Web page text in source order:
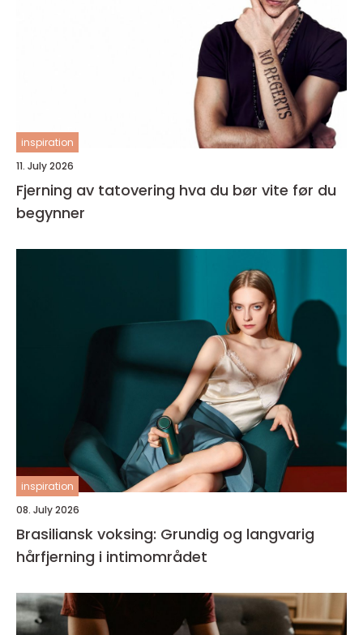
inspiration
11. July 2026
Fjerning av tatovering hva du bør vite før du
begynner
inspiration
08. July 2026
Brasiliansk voksing: Grundig og langvarig
hårfjerning i intimområdet